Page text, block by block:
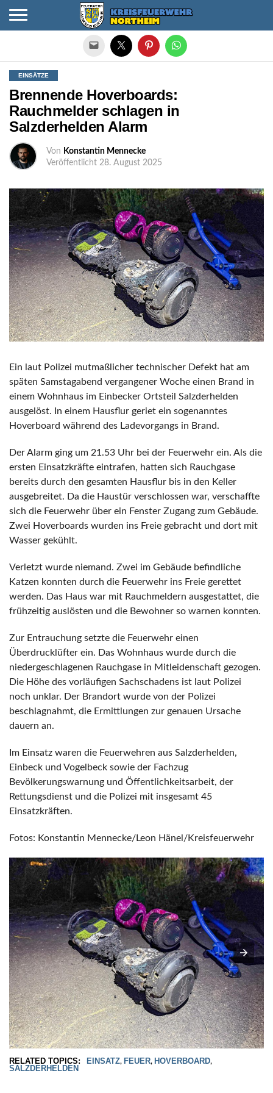
EINSÄTZE
Brennende Hoverboards:
Rauchmelder schlagen in
Salzderhelden Alarm
Von Konstantin Mennecke
Veröffentlicht 28. August 2025
Ein laut Polizei mutmaßlicher technischer Defekt hat am
späten Samstagabend vergangener Woche einen Brand in
einem Wohnhaus im Einbecker Ortsteil Salzderhelden
ausgelöst. In einem Hausflur geriet ein sogenanntes
Hoverboard während des Ladevorgangs in Brand.
Der Alarm ging um 21.53 Uhr bei der Feuerwehr ein. Als die
ersten Einsatzkräfte eintrafen, hatten sich Rauchgase
bereits durch den gesamten Hausflur bis in den Keller
ausgebreitet. Da die Haustür verschlossen war, verschaffte
sich die Feuerwehr über ein Fenster Zugang zum Gebäude.
Zwei Hoverboards wurden ins Freie gebracht und dort mit
Wasser gekühlt.
Verletzt wurde niemand. Zwei im Gebäude befindliche
Katzen konnten durch die Feuerwehr ins Freie gerettet
werden. Das Haus war mit Rauchmeldern ausgestattet, die
frühzeitig auslösten und die Bewohner so warnen konnten.
Zur Entrauchung setzte die Feuerwehr einen
Überdrucklüfter ein. Das Wohnhaus wurde durch die
niedergeschlagenen Rauchgase in Mitleidenschaft gezogen.
Die Höhe des vorläufigen Sachschadens ist laut Polizei
noch unklar. Der Brandort wurde von der Polizei
beschlagnahmt, die Ermittlungen zur genauen Ursache
dauern an.
Im Einsatz waren die Feuerwehren aus Salzderhelden,
Einbeck und Vogelbeck sowie der Fachzug
Bevölkerungswarnung und Öffentlichkeitsarbeit, der
Rettungsdienst und die Polizei mit insgesamt 45
Einsatzkräften.
Fotos: Konstantin Mennecke/Leon Hänel/Kreisfeuerwehr
RELATED TOPICS: EINSATZ, FEUER, HOVERBOARD,
SALZDERHELDEN
Die mobile Version verlassen